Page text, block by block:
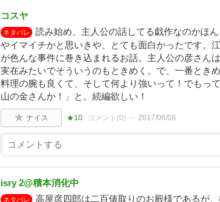
コスヤ
ネタバレ
読み始め、主人公の話してる戯作なのかほ
やイマイチかと思いきや、とても面白かったです。
が色んな事件に巻き込まれるお話。主人公の彦さん
実在みたいでそういうのもときめく。で、一番とき
料理の腕も良くて、そして何より強いって！でもっ
山の金さんか！」と。続編欲しい！
ナイス ★10 コメント(0) 2017/06/08
isry 2@積本消化中
ネタバレ 高屋彦四郎は二百俵取りのお殿様であるが